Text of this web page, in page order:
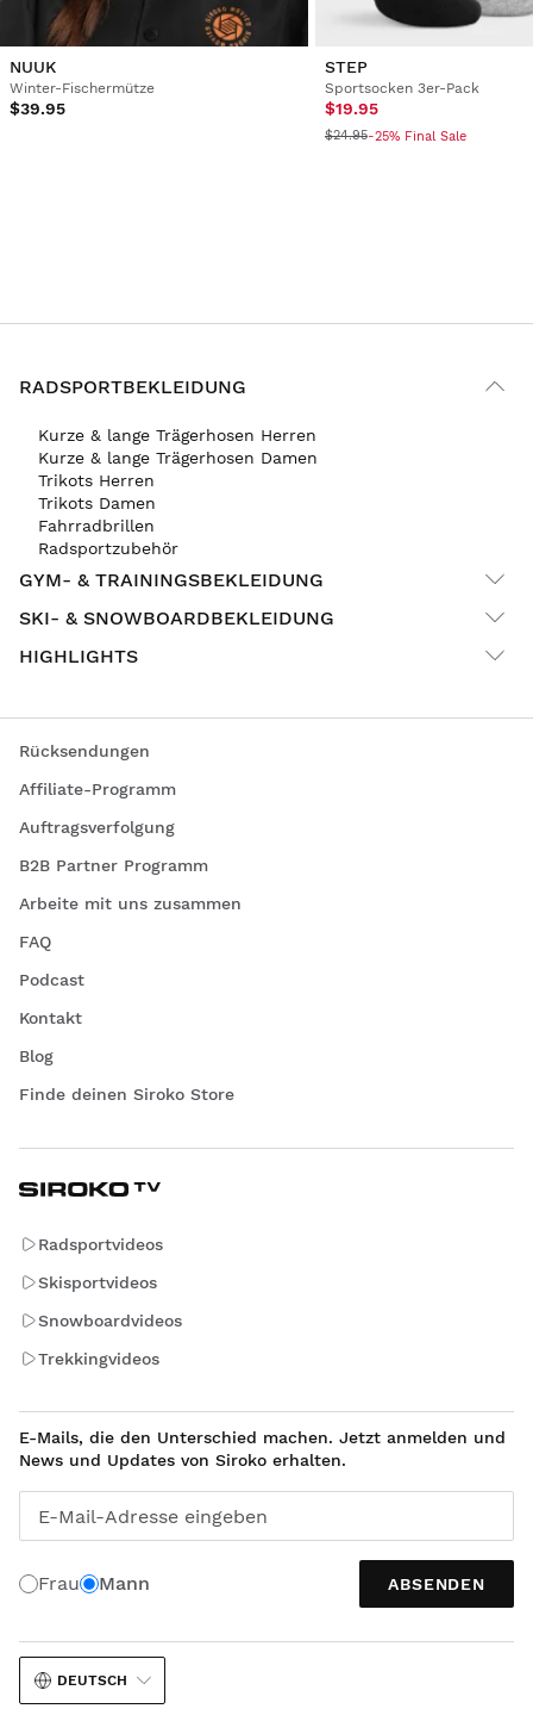
NUUK
Winter-Fischermütze
$39.95
STEP
Sportsocken 3er-Pack
$19.95
$24.95-25% Final Sale
RADSPORTBEKLEIDUNG
Kurze & lange Trägerhosen Herren
Kurze & lange Trägerhosen Damen
Trikots Herren
Trikots Damen
Fahrradbrillen
Radsportzubehör
GYM- & TRAININGSBEKLEIDUNG
SKI- & SNOWBOARDBEKLEIDUNG
HIGHLIGHTS
Rücksendungen
Affiliate-Programm
Auftragsverfolgung
B2B Partner Programm
Arbeite mit uns zusammen
FAQ
Podcast
Kontakt
Blog
Finde deinen Siroko Store
Radsportvideos
Skisportvideos
Snowboardvideos
Trekkingvideos
E-Mails, die den Unterschied machen. Jetzt anmelden und
News und Updates von Siroko erhalten.
E-Mail-Adresse eingeben
Frau Mann ABSENDEN
DEUTSCH